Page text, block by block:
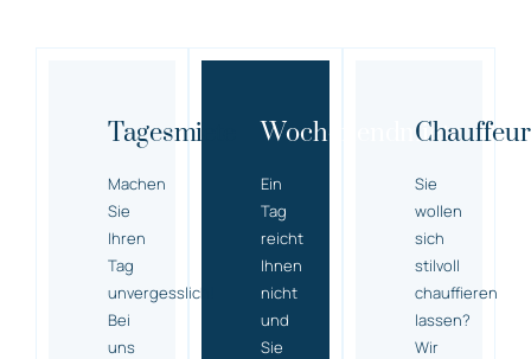
Tagesmiete
Machen
Sie
Ihren
Tag
unvergesslich!
Bei
uns
Wochenendmiete
Ein
Tag
reicht
Ihnen
nicht
und
Sie
Sie
wollen
sich
stilvoll
chauffieren
lassen?
Wir